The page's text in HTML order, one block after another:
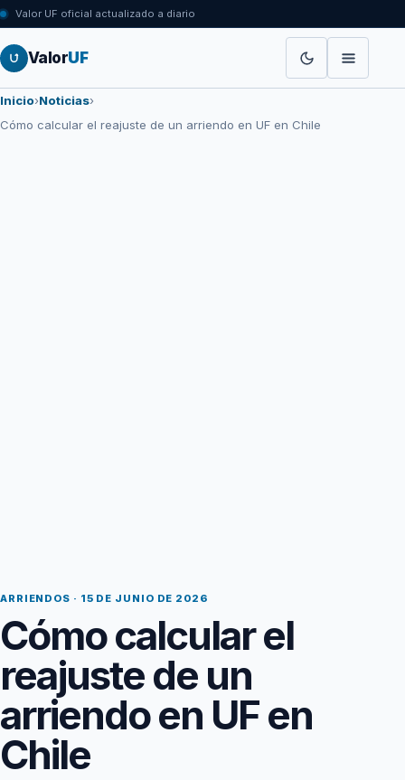
Valor UF oficial actualizado a diario
ValorUF
Inicio›Noticias›
Cómo calcular el reajuste de un arriendo en UF en Chile
ARRIENDOS · 15 DE JUNIO DE 2026
Cómo calcular el
reajuste de un
arriendo en UF en
Chile